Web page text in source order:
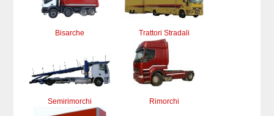
Bisarche Trattori Stradali
Semirimorchi Rimorchi